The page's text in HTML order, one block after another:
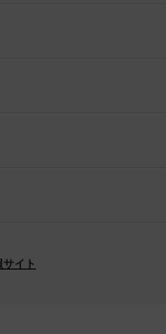
サイト